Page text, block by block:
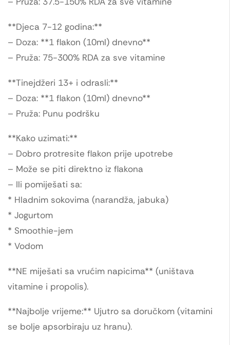
**Djeca 7-12 godina:**
– Doza: **1 flakon (10ml) dnevno**
– Pruža: 75-300% RDA za sve vitamine
**Tinejdžeri 13+ i odrasli:**
– Doza: **1 flakon (10ml) dnevno**
– Pruža: Punu podršku
**Kako uzimati:**
– Dobro protresite flakon prije upotrebe
– Može se piti direktno iz flakona
– Ili pomiješati sa:
* Hladnim sokovima (narandža, jabuka)
* Jogurtom
* Smoothie-jem
* Vodom
**NE miješati sa vrućim napicima** (uništava
vitamine i propolis).
**Najbolje vrijeme:** Ujutro sa doručkom (vitamini
se bolje apsorbiraju uz hranu).